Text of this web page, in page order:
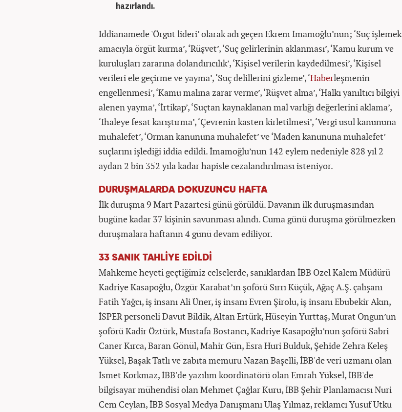
hazırlandı.
İddianamede 'Örgüt lideri’ olarak adı geçen Ekrem İmamoğlu’nun; ‘Suç işlemek
amacıyla örgüt kurma’, ‘Rüşvet’, ‘Suç gelirlerinin aklanması’, ‘Kamu kurum ve
kuruluşları zararına dolandırıcılık’, ‘Kişisel verilerin kaydedilmesi’, ‘Kişisel
verileri ele geçirme ve yayma’, ‘Suç delillerini gizleme’, ‘Haberleşmenin
engellenmesi’, ‘Kamu malına zarar verme’, ‘Rüşvet alma’, ‘Halkı yanıltıcı bilgiyi
alenen yayma’, ‘İrtikap’, ‘Suçtan kaynaklanan mal varlığı değerlerini aklama’,
‘İhaleye fesat karıştırma’, ‘Çevrenin kasten kirletilmesi’, ‘Vergi usul kanununa
muhalefet’, ‘Orman kanununa muhalefet’ ve ‘Maden kanununa muhalefet’
suçlarını işlediği iddia edildi. İmamoğlu’nun 142 eylem nedeniyle 828 yıl 2
aydan 2 bin 352 yıla kadar hapisle cezalandırılması isteniyor.
DURUŞMALARDA DOKUZUNCU HAFTA
İlk duruşma 9 Mart Pazartesi günü görüldü. Davanın ilk duruşmasından
bugüne kadar 37 kişinin savunması alındı. Cuma günü duruşma görülmezken
duruşmalara haftanın 4 günü devam ediliyor.
33 SANIK TAHLİYE EDİLDİ
Mahkeme heyeti geçtiğimiz celselerde, sanıklardan İBB Özel Kalem Müdürü
Kadriye Kasapoğlu, Özgür Karabat’ın şoförü Sırrı Küçük, Ağaç A.Ş. çalışanı
Fatih Yağcı, iş insanı Ali Üner, iş insanı Evren Şirolu, iş insanı Ebubekir Akın,
İSPER personeli Davut Bildik, Altan Ertürk, Hüseyin Yurttaş, Murat Ongun’un
şoförü Kadir Öztürk, Mustafa Bostancı, Kadriye Kasapoğlu’nun şoförü Sabri
Caner Kırca, Baran Gönül, Mahir Gün, Esra Huri Bulduk, Şehide Zehra Keleş
Yüksel, Başak Tatlı ve zabıta memuru Nazan Başelli, İBB'de veri uzmanı olan
İsmet Korkmaz, İBB'de yazılım koordinatörü olan Emrah Yüksel, İBB'de
bilgisayar mühendisi olan Mehmet Çağlar Kuru, İBB Şehir Planlamacısı Nuri
Cem Ceylan, İBB Sosyal Medya Danışmanı Ulaş Yılmaz, reklamcı Yusuf Utku